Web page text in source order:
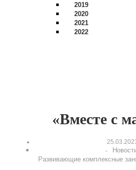
2019
2020
2021
2022
«Вместе с
-
Развивающие комплексные